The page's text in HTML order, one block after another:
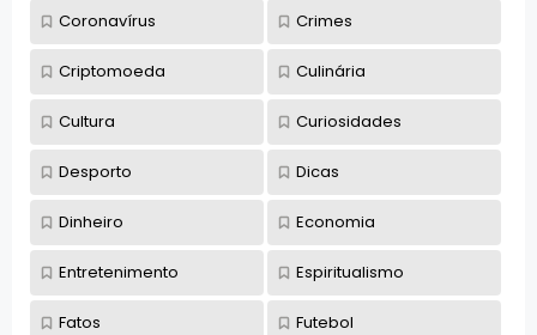
Coronavírus Crimes
Criptomoeda Culinária
Cultura Curiosidades
Desporto Dicas
Dinheiro Economia
Entretenimento Espiritualismo
Fatos Futebol